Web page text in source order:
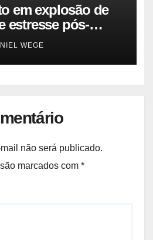
em explosão de
estresse pós-
‘colapso’ dos
WEGE
não será publicado.
marcados com *